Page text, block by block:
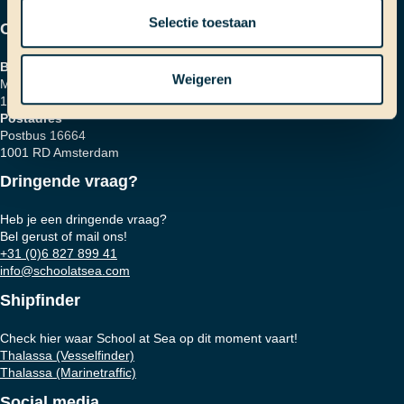
Selectie toestaan
Weigeren
Contactgegevens
Bezoekadres
Marinierskade 59
1018 HZ Amsterdam
Postadres
Postbus 16664
1001 RD Amsterdam
Dringende vraag?
Heb je een dringende vraag?
Bel gerust of mail ons!
+31 (0)6 827 899 41
info@schoolatsea.com
Shipfinder
Check hier waar School at Sea op dit moment vaart!
Thalassa (Vesselfinder)
Thalassa (Marinetraffic)